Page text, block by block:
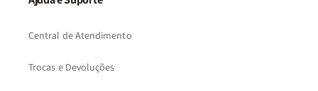
Central de Atendimento
Trocas e Devoluções